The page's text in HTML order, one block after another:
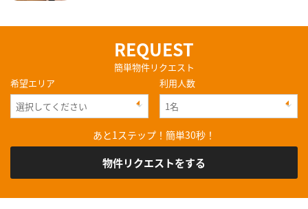
REQUEST
簡単物件リクエスト
希望エリア
利用人数
あと1ステップ！簡単30秒！
物件リクエストをする